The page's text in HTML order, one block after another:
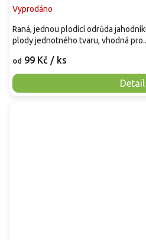
Vyprodáno
od 99 Kč / ks
Detail
Raná, jednou plodící odrůda
plody jednotného tvaru, vhodná